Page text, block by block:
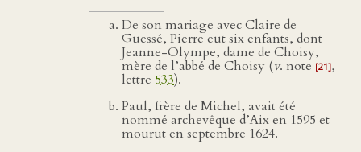
De son mariage avec Claire de
Guessé, Pierre eut six enfants, dont
Jeanne-Olympe, dame de Choisy,
mère de l’abbé de Choisy (v. note [21],
lettre 533).
Paul, frère de Michel, avait été
nommé archevêque d’Aix en 1595 et
mourut en septembre 1624.